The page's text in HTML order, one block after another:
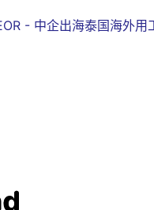
- 中企出海泰国海外用